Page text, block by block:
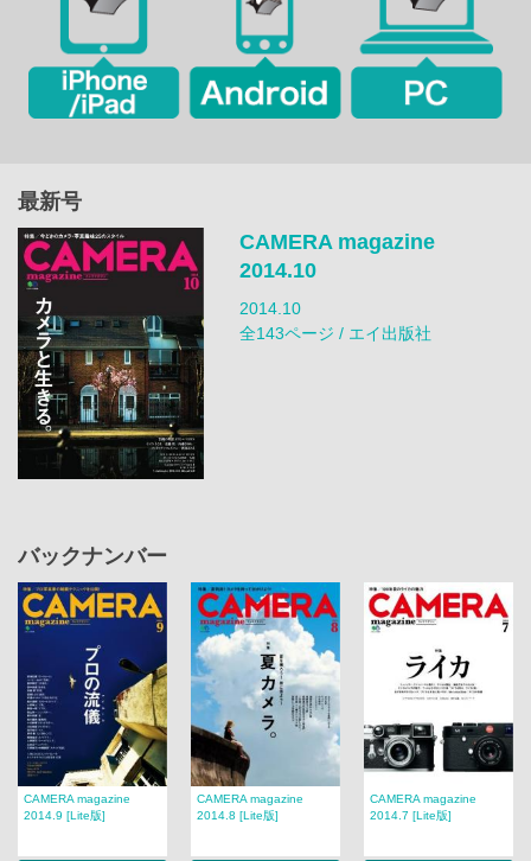
最新号
CAMERA magazine
2014.10
2014.10
全143ページ / エイ出版社
バックナンバー
CAMERA magazine
2014.9 [Lite版]
CAMERA magazine
2014.8 [Lite版]
CAMERA magazine
2014.7 [Lite版]